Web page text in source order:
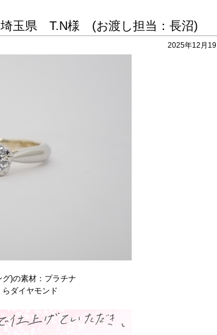
玉県 T.N様 (お渡し担当：長沼)
2025年12月
)の素材：プラチナ
ダイヤモンド